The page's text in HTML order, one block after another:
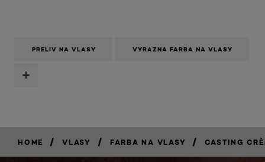
PRELIV NA VLASY VYRAZNA FARBA NA VLASY
HOME / VLASY / FARBA NA VLASY / CASTING